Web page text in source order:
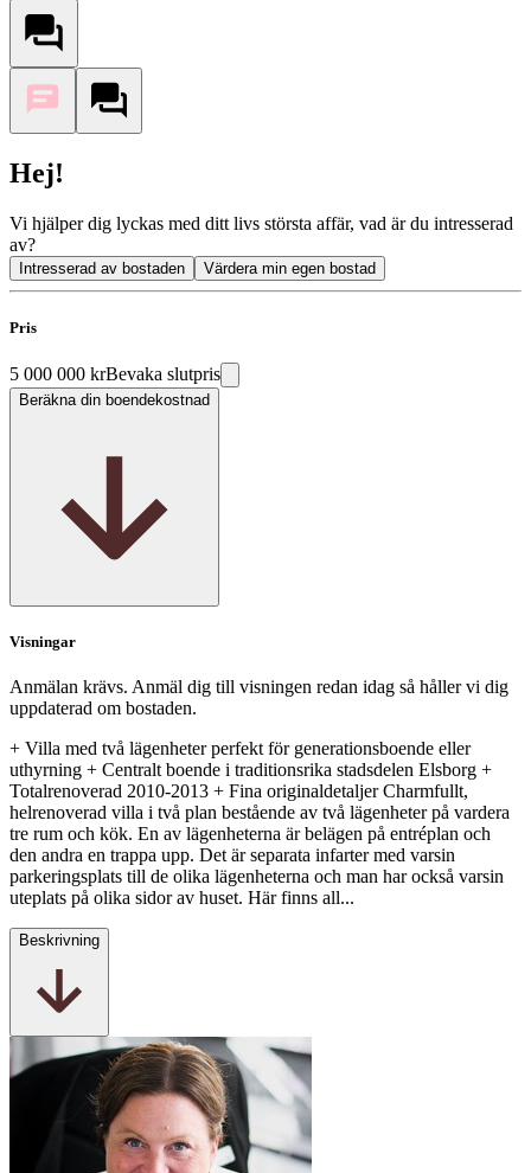
Hej!
Vi hjälper dig lyckas med ditt livs största affär, vad är du intresserad
av?
Intresserad av bostaden Värdera min egen bostad
Pris
5 000 000 krBevaka slutpris
Beräkna din boendekostnad
Visningar
Anmälan krävs. Anmäl dig till visningen redan idag så håller vi dig
uppdaterad om bostaden.
+ Villa med två lägenheter perfekt för generationsboende eller
uthyrning + Centralt boende i traditionsrika stadsdelen Elsborg +
Totalrenoverad 2010-2013 + Fina originaldetaljer Charmfullt,
helrenoverad villa i två plan bestående av två lägenheter på vardera
tre rum och kök. En av lägenheterna är belägen på entréplan och
den andra en trappa upp. Det är separata infarter med varsin
parkeringsplats till de olika lägenheterna och man har också varsin
uteplats på olika sidor av huset. Här finns all...
Beskrivning